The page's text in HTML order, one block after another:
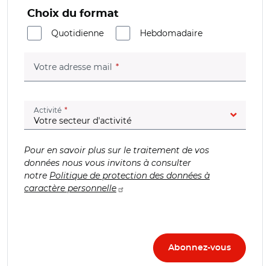
Choix du format
Quotidienne
Hebdomadaire
Votre adresse mail (champ obligatoire)
Activité (champ obligatoire)
Pour en savoir plus sur le traitement de vos
données nous vous invitons à consulter
notre Politique de protection des données à
caractère personnelle